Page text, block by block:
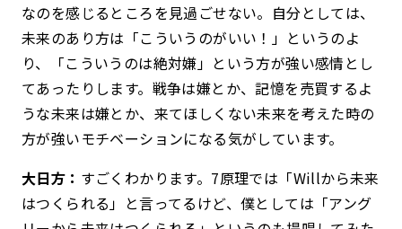
なのを感じるところを見過ごせない。自分としては、
未来のあり方は「こういうのがいい！」というのよ
り、「こういうのは絶対嫌」という方が強い感情とし
てあったりします。戦争は嫌とか、記憶を売買するよ
うな未来は嫌とか、来てほしくない未来を考えた時の
方が強いモチベーションになる気がしています。
大日方： すごくわかります。7原理では「Willから未来
はつくられる」と言ってるけど、僕としては「アング